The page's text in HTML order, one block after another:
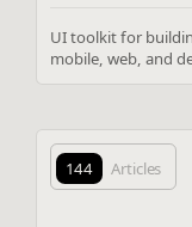
UI toolkit for
mobile, web, and
144 Articles